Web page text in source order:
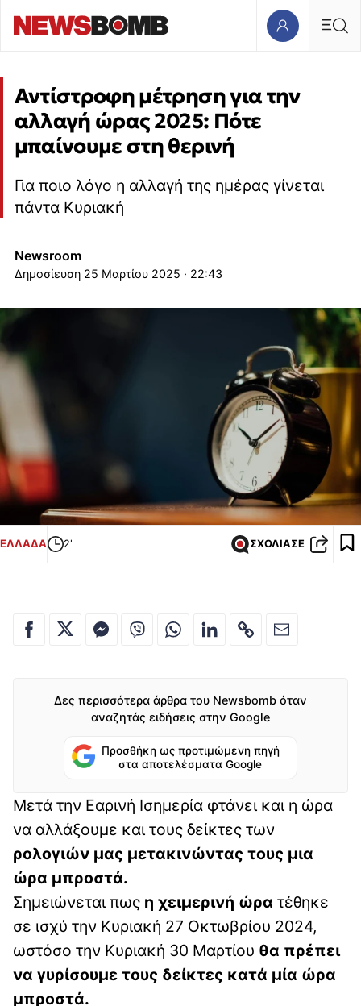
Αντίστροφη μέτρηση για την
αλλαγή ώρας 2025: Πότε
μπαίνουμε στη θερινή
Για ποιο λόγο η αλλαγή της ημέρας γίνεται
πάντα Κυριακή
Newsroom
25 Μαρτίου 2025 · 22:43
ΕΛΛΑΔΑ 2' ΣΧΟΛΙΑΣΕ
Δες περισσότερα άρθρα του Newsbomb όταν
αναζητάς ειδήσεις στην Google
Προσθήκη ως προτιμώμενη πηγή
στα αποτελέσματα Google
Μετά την Εαρινή Ισημερία φτάνει και η ώρα
να αλλάξουμε και τους δείκτες των
ρολογιών μας μετακινώντας τους μια
ώρα μπροστά.
Σημειώνεται πως η χειμερινή ώρα τέθηκε
σε ισχύ την Κυριακή 27 Οκτωβρίου 2024,
ωστόσο την Κυριακή 30 Μαρτίου θα πρέπει
να γυρίσουμε τους δείκτες κατά μία ώρα
μπροστά.